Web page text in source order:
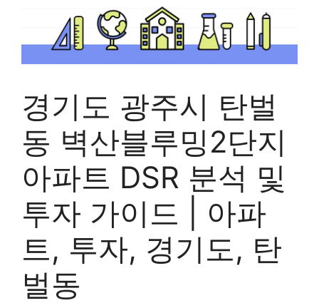
경기도 광주시 탄벌
동 벽산블루밍2단지
아파트 DSR 분석 및
투자 가이드 | 아파
트, 투자, 경기도, 탄
벌동